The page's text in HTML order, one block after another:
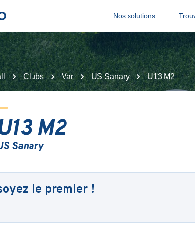
Nos solutions
Clubs Var US Sanary U13 M2
M2
Sanary
le premier !